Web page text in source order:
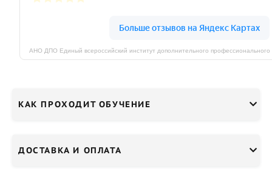
КАК ПРОХОДИТ ОБУЧЕНИЕ
ДОСТАВКА И ОПЛАТА